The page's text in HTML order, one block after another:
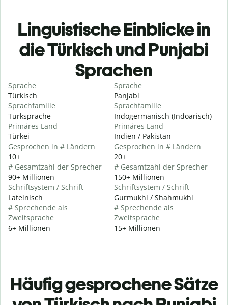
Linguistische Einblicke in
die Türkisch und Punjabi
Sprachen
Sprache
Türkisch
Sprachfamilie
Turksprache
Primäres Land
Türkei
Gesprochen in # Ländern
10+
# Gesamtzahl der Sprecher
90+ Millionen
Schriftsystem / Schrift
Lateinisch
# Sprechende als
Zweitsprache
6+ Millionen
Sprache
Panjabi
Sprachfamilie
Indogermanisch (Indoarisch)
Primäres Land
Indien / Pakistan
Gesprochen in # Ländern
20+
# Gesamtzahl der Sprecher
150+ Millionen
Schriftsystem / Schrift
Gurmukhi / Shahmukhi
# Sprechende als
Zweitsprache
15+ Millionen
Häufig gesprochene Sätze